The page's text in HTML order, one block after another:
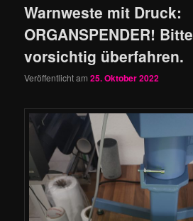
Warnweste mit Druck:
ORGANSPENDER! Bitte
vorsichtig überfahren.
Veröffentlicht am25. Oktober 2022